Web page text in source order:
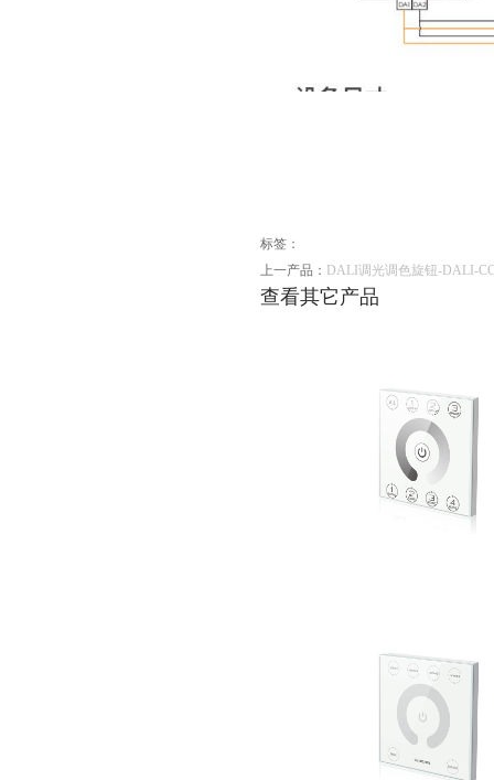
标签：
上一产品： DALI调光调色旋钮-DALI-
查看其它产品